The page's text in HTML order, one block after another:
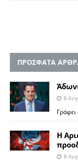
ΠΡΟΣΦΑΤΑ
8
Η
8